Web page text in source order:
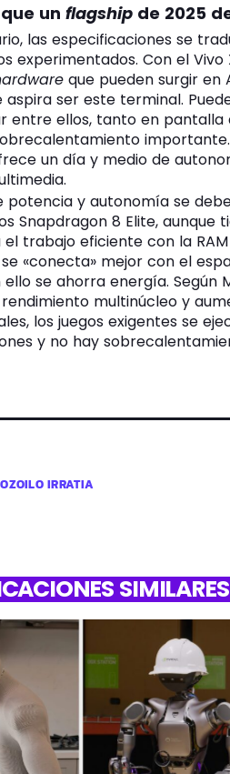
un flagship de 2025
las especificaciones se
experimentados. Con el
que pueden surgir en
aspira ser este terminal.
entre ellos, tanto en pantalla
un día y medio de
potencia y autonomía se
Snapdragon 8 Elite,
el trabajo eficiente con la
«conecta» mejor con el
se ahorra energía. Según
multinúcleo y
los juegos exigentes se
y no hay
IRRATIA
SIMILARES